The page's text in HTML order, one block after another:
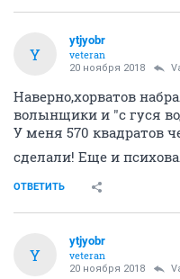
Y
ytjyobr
veteran
20 ноября 2018
Наверно,хорватов
волынщики и "с гуся
У меня 570 квадратов
сделали! Еще и
ОТВЕТИТЬ
Y
ytjyobr
veteran
20 ноября 2018